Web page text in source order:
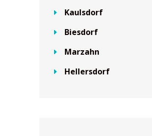
Kaulsdorf
Biesdorf
Marzahn
Hellersdorf